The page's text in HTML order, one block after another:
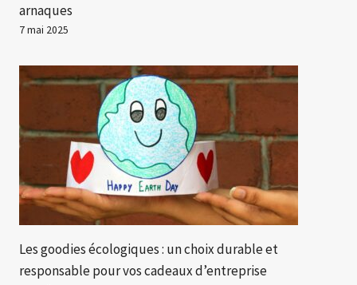
arnaques
7 mai 2025
Les goodies écologiques : un choix durable et
responsable pour vos cadeaux d’entreprise